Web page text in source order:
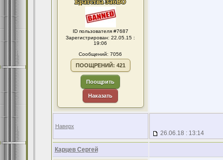
ID пользователя #7687
Зарегистрирован: 22.05.15 :
19:06
Сообщений: 7056
ПООЩРЕНИЙ: 421
Поощрить
Наказать
Наверх
26.06.18 : 13:14
Карцев Сергей